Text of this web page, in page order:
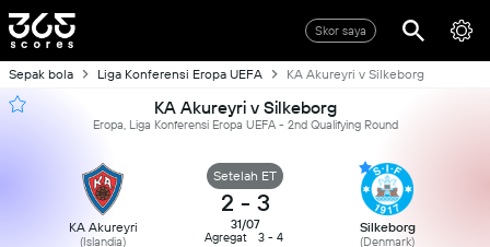
Skor saya
Sepak bola Liga Konferensi Eropa UEFA KA Akureyri v Silkeborg
KA Akureyri v Silkeborg
Eropa, Liga Konferensi Eropa UEFA - 2nd Qualifying Round
KA Akureyri
(Islandia)
Setelah ET
2 - 3
31/07
Agregat
3 - 4
Silkeborg
(Denmark)